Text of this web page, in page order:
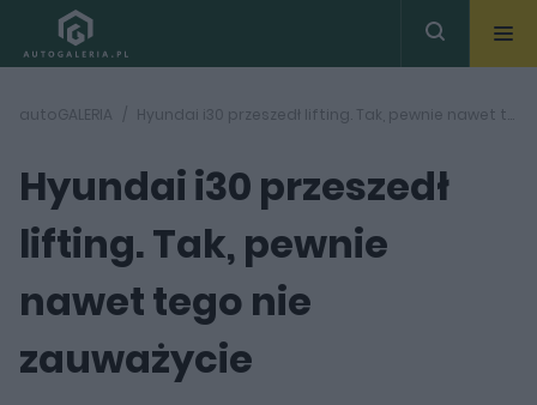
autoGALERIA Hyundai i30 przeszedł lifting. Tak, pewnie nawet tego nie zauważycie
Hyundai i30 przeszedł
lifting. Tak, pewnie
nawet tego nie
zauważycie